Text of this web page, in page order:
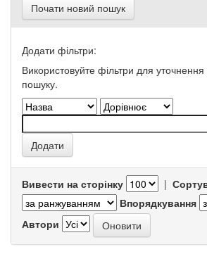
Почати новий пошук
Додати фільтри:
Використовуйте фільтри для уточнення
пошуку.
Вивести на сторінку |
Впорядкування
Автори